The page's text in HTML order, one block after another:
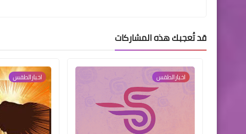
قد تُعجبك هذه المشاركات
اخبارالطقس اخبارالطقس